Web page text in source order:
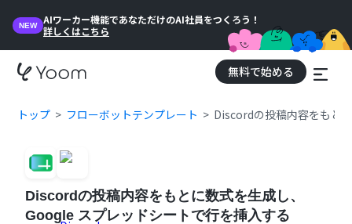
NEW
AIワーカー機能であなただけのAI社員をつくろう！
詳しくはこちら
無料で始める
トップ フローボットテンプレート Discordの投稿内容をもと
Discordの投稿内容をもとに数式を生成し、
Google スプレッドシートで行を挿入する